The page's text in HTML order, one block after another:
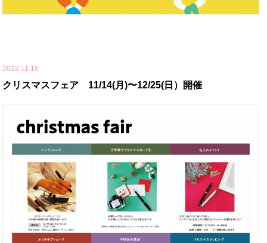
2022.11.18
クリスマスフェア 11/14(月)〜12/25(日）開催